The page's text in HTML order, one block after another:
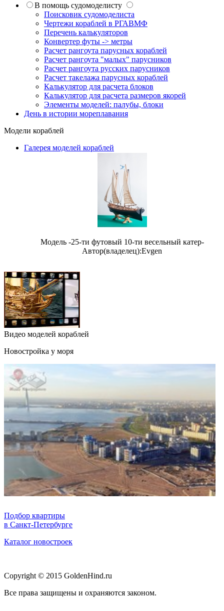
В помощь судомоделисту
Поисковик судомоделиста
Чертежи кораблей в РГАВМФ
Перечень калькуляторов
Конвертер футы -> метры
Расчет рангоута парусных кораблей
Расчет рангоута "малых" парусников
Расчет рангоута русских парусников
Расчет такелажа парусных кораблей
Калькулятор для расчета блоков
Калькулятор для расчета размеров якорей
Элементы моделей: палубы, блоки
День в истории мореплавания
Модели кораблей
Галерея моделей кораблей
Модель -25-ти футовый 10-ти весельный катер-
Автор(владелец):Evgen
Видео моделей кораблей
Новостройка у моря
Подбор квартиры
в Санкт-Петербурге
Каталог новостроек
Copyright © 2015 GoldenHind.ru
Все права защищены и охраняются законом.